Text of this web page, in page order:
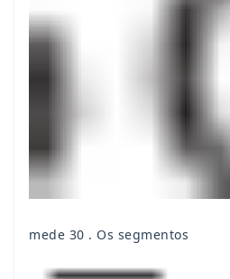
mede 30 . Os segmentos